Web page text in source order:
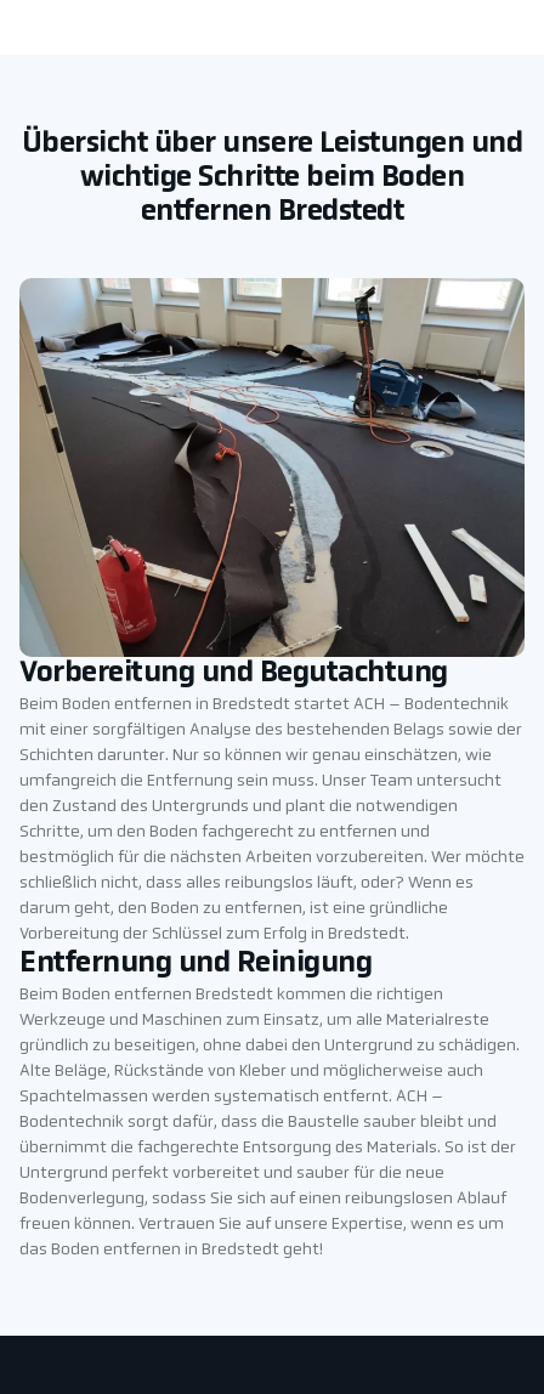
Übersicht über unsere Leistungen und
wichtige Schritte beim Boden
entfernen Bredstedt
Vorbereitung und Begutachtung
Beim Boden entfernen in Bredstedt startet ACH – Bodentechnik
mit einer sorgfältigen Analyse des bestehenden Belags sowie der
Schichten darunter. Nur so können wir genau einschätzen, wie
umfangreich die Entfernung sein muss. Unser Team untersucht
den Zustand des Untergrunds und plant die notwendigen
Schritte, um den Boden fachgerecht zu entfernen und
bestmöglich für die nächsten Arbeiten vorzubereiten. Wer möchte
schließlich nicht, dass alles reibungslos läuft, oder? Wenn es
darum geht, den Boden zu entfernen, ist eine gründliche
Vorbereitung der Schlüssel zum Erfolg in Bredstedt.
Entfernung und Reinigung
Beim Boden entfernen Bredstedt kommen die richtigen
Werkzeuge und Maschinen zum Einsatz, um alle Materialreste
gründlich zu beseitigen, ohne dabei den Untergrund zu schädigen.
Alte Beläge, Rückstände von Kleber und möglicherweise auch
Spachtelmassen werden systematisch entfernt. ACH –
Bodentechnik sorgt dafür, dass die Baustelle sauber bleibt und
übernimmt die fachgerechte Entsorgung des Materials. So ist der
Untergrund perfekt vorbereitet und sauber für die neue
Bodenverlegung, sodass Sie sich auf einen reibungslosen Ablauf
freuen können. Vertrauen Sie auf unsere Expertise, wenn es um
das Boden entfernen in Bredstedt geht!